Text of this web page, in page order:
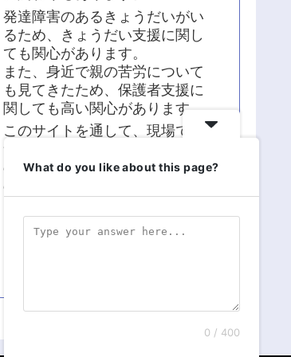
発達障害のあるきょうだいがい
るため、きょうだい支援に関し
ても関心があります。
また、身近で親の苦労について
も見てきたため、保護者支援に
関しても高い関心があります。
このサイトを通して、現場での
気づきや疑問、学術的な面から
の知識の発信、現場経験と知識
の統合に関する発信を継続して
よろしくお願い致します！！
What do you like about this page?
0 / 400